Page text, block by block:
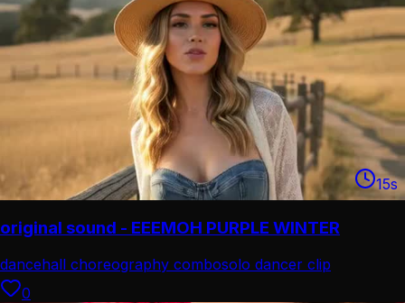
15s
original sound - EEEMOH PURPLE WINTER
dancehall choreography combosolo dancer clip
0